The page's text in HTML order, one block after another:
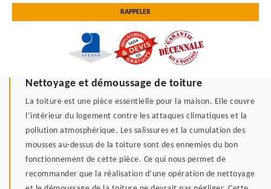
Nettoyage et démoussage de toiture
La toiture est une pièce essentielle pour la maison. Elle couvre
l’intérieur du logement contre les attaques climatiques et la
pollution atmosphérique. Les salissures et la cumulation des
mousses au-dessus de la toiture sont des ennemies du bon
fonctionnement de cette pièce. Ce qui nous permet de
recommander que la réalisation d’une opération de nettoyage